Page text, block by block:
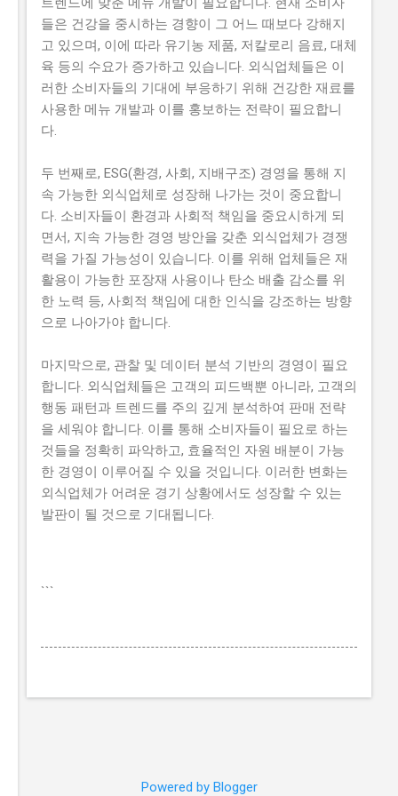
들은 건강을 중시하는 경향이 그 어느 때보다 강해지
고 있으며, 이에 따라 유기농 제품, 저칼로리 음료, 대체
육 등의 수요가 증가하고 있습니다. 외식업체들은 이
러한 소비자들의 기대에 부응하기 위해 건강한 재료를
사용한 메뉴 개발과 이를 홍보하는 전략이 필요합니
다.
두 번째로, ESG(환경, 사회, 지배구조) 경영을 통해 지
속 가능한 외식업체로 성장해 나가는 것이 중요합니
다. 소비자들이 환경과 사회적 책임을 중요시하게 되
면서, 지속 가능한 경영 방안을 갖춘 외식업체가 경쟁
력을 가질 가능성이 있습니다. 이를 위해 업체들은 재
활용이 가능한 포장재 사용이나 탄소 배출 감소를 위
한 노력 등, 사회적 책임에 대한 인식을 강조하는 방향
으로 나아가야 합니다.
마지막으로, 관찰 및 데이터 분석 기반의 경영이 필요
합니다. 외식업체들은 고객의 피드백뿐 아니라, 고객의
행동 패턴과 트렌드를 주의 깊게 분석하여 판매 전략
을 세워야 합니다. 이를 통해 소비자들이 필요로 하는
것들을 정확히 파악하고, 효율적인 자원 배분이 가능
한 경영이 이루어질 수 있을 것입니다. 이러한 변화는
외식업체가 어려운 경기 상황에서도 성장할 수 있는
발판이 될 것으로 기대됩니다.
```
Powered by Blogger